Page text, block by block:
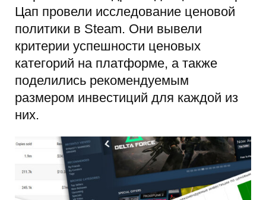
Цап провели исследование ценовой
политики в Steam. Они вывели
критерии успешности ценовых
категорий на платформе, а также
поделились рекомендуемым
размером инвестиций для каждой из
них.